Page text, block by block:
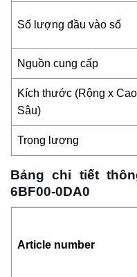
Số lượng đầu vào số
Nguồn cung cấp
Kích thước (Rộng x
Sâu)
Trọng lượng
Bảng chi tiết
6BF00-0DA0
Article number